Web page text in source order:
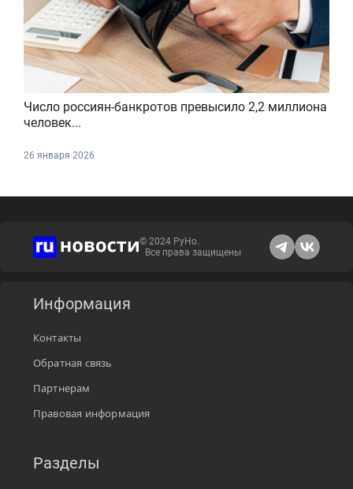
Число россиян-банкротов превысило 2,2 миллиона
человек...
26 января 2026
© 2024 РуНо.
Все права защищены
Информация
Контакты
Обратная связь
Партнерам
Правовая информация
Разделы